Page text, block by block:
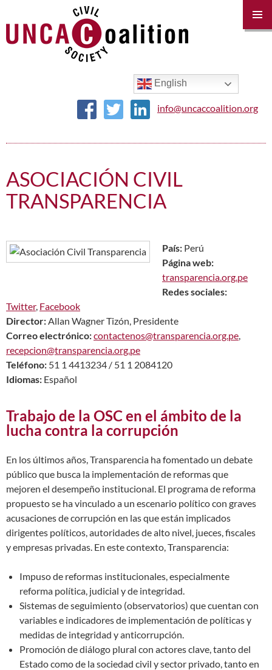
English
info@uncaccoalition.org
ASOCIACIÓN CIVIL
TRANSPARENCIA
País: Perú
Página web:
transparencia.org.pe
Redes sociales:
Twitter, Facebook
Director:Allan Wagner Tizón, Presidente
Correo electrónico:contactenos@transparencia.org.pe,
recepcion@transparencia.org.pe
Teléfono: 51 1 4413234 / 51 1 2084120
Idiomas: Español
Trabajo de la OSC en el ámbito de la
lucha contra la corrupción
En los últimos años, Transparencia ha fomentado un debate
público que busca la implementación de reformas que
mejoren el desempeño institucional. El programa de reforma
propuesto se ha vinculado a un escenario político con graves
acusaciones de corrupción en las que están implicados
dirigentes políticos, autoridades de alto nivel, jueces, fiscales
y empresas privadas. En este contexto, Transparencia:
Impuso de reformas institucionales, especialmente
reforma política, judicial y de integridad.
Sistemas de seguimiento (observatorios) que cuentan con
variables e indicadores de implementación de políticas y
medidas de integridad y anticorrupción.
Promoción de diálogo plural con actores clave, tanto del
Estado como de la sociedad civil y sector privado, tanto en